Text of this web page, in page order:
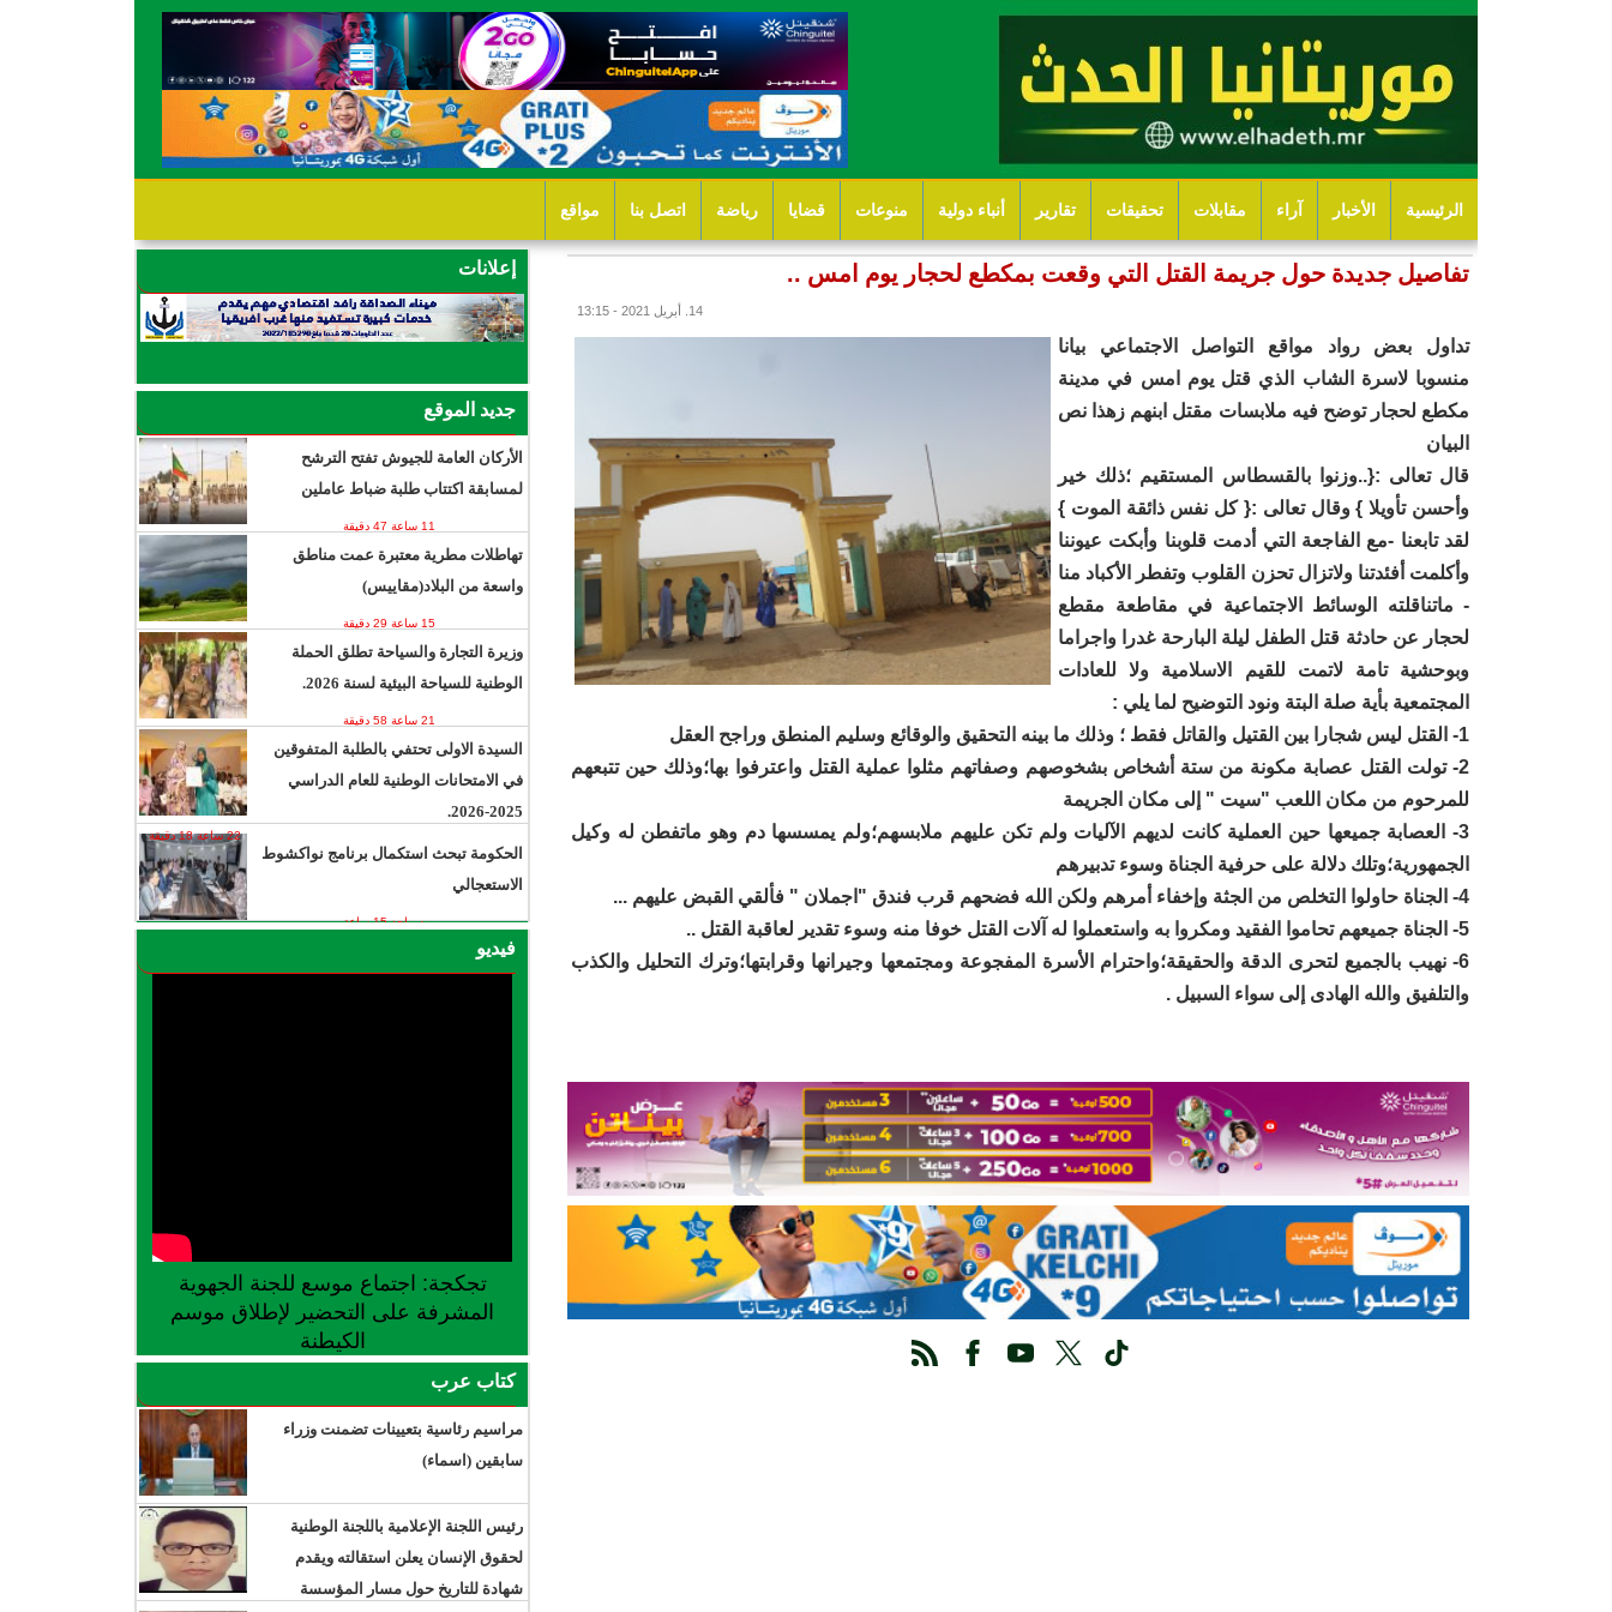
الرئيسية الأخبار آراء مقابلات تحقيقات تقارير أنباء دولية منوعات قضايا رياضة اتصل بنا مواقع
تفاصيل جديدة حول جريمة القتل التي وقعت بمكطع لحجار يوم امس ..
14. أبريل 2021 - 13:15
تداول بعض رواد مواقع التواصل الاجتماعي بيانا
منسوبا لاسرة الشاب الذي قتل يوم امس في مدينة
مكطع لحجار توضح فيه ملابسات مقتل ابنهم زهذا نص
البيان
قال تعالى :{..وزنوا بالقسطاس المستقيم ؛ذلك خير
وأحسن تأويلا } وقال تعالى :{ كل نفس ذائقة الموت }
لقد تابعنا -مع الفاجعة التي أدمت قلوبنا وأبكت عيوننا
وأكلمت أفئدتنا ولاتزال تحزن القلوب وتفطر الأكباد منا
- ماتناقلته الوسائط الاجتماعية في مقاطعة مقطع
لحجار عن حادثة قتل الطفل ليلة البارحة غدرا واجراما
وبوحشية تامة لاتمت للقيم الاسلامية ولا للعادات
المجتمعية بأية صلة البتة ونود التوضيح لما يلي :
1- القتل ليس شجارا بين القتيل والقاتل فقط ؛ وذلك ما بينه التحقيق والوقائع وسليم المنطق وراجح العقل
2- تولت القتل عصابة مكونة من ستة أشخاص بشخوصهم وصفاتهم مثلوا عملية القتل واعترفوا بها؛وذلك حين تتبعهم
للمرحوم من مكان اللعب "سيت " إلى مكان الجريمة
3- العصابة جميعها حين العملية كانت لديهم الآليات ولم تكن عليهم ملابسهم؛ولم يمسسها دم وهو ماتفطن له وكيل
الجمهورية؛وتلك دلالة على حرفية الجناة وسوء تدبيرهم
4- الجناة حاولوا التخلص من الجثة وإخفاء أمرهم ولكن الله فضحهم قرب فندق "اجملان " فألقي القبض عليهم ...
5- الجناة جميعهم تحاموا الفقيد ومكروا به واستعملوا له آلات القتل خوفا منه وسوء تقدير لعاقبة القتل ..
6- نهيب بالجميع لتحرى الدقة والحقيقة؛واحترام الأسرة المفجوعة ومجتمعها وجيرانها وقرابتها؛وترك التحليل والكذب
والتلفيق والله الهادى إلى سواء السبيل .
إعلانات
جديد الموقع
الأركان العامة للجيوش تفتح الترشح
لمسابقة اكتتاب طلبة ضباط عاملين
11 ساعة 47 دقيقة
تهاطلات مطرية معتبرة عمت مناطق
واسعة من البلاد(مقاييس)
15 ساعة 29 دقيقة
وزيرة التجارة والسياحة تطلق الحملة
الوطنية للسياحة البيئية لسنة 2026.
21 ساعة 58 دقيقة
السيدة الاولى تحتفي بالطلبة المتفوقين
في الامتحانات الوطنية للعام الدراسي
2025-2026.
22 ساعة 18 دقيقة
الحكومة تبحث استكمال برنامج نواكشوط
الاستعجالي
يوم واحد 15 ساعة
فيديو
تجكجة: اجتماع موسع للجنة الجهوية
المشرفة على التحضير لإطلاق موسم
الكيطنة
كتاب عرب
مراسيم رئاسية بتعيينات تضمنت وزراء
سابقين (اسماء)
رئيس اللجنة الإعلامية باللجنة الوطنية
لحقوق الإنسان يعلن استقالته ويقدم
شهادة للتاريخ حول مسار المؤسسة